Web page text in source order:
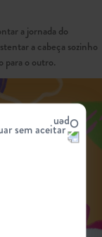
sem aceitar
a jornada do
a cabeça sozinho
para o outro.